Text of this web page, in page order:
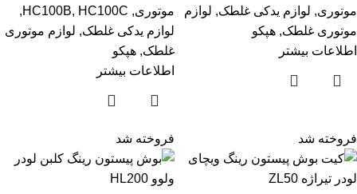
موتوری, لوازم یدکی غلطک, لوازم
موتوری غلطک, هپکو
اطلاعات بیشتر
موتوری,
HC100B, HC100C
,
لوازم یدکی غلطک, لوازم موتوری
غلطک, هپکو
اطلاعات بیشتر
فروخته شد فروخته شد